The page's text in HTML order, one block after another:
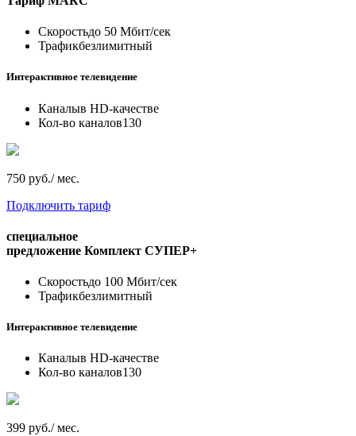
Скоростьдо 50 Мбит/сек
Трафикбезлимитный
Интерактивное телевидение
Каналыв HD-качестве
Кол-во каналов130
750 руб./ мес.
Подключить тариф
специальное
предложение Комплект СУПЕР+
Скоростьдо 100 Мбит/сек
Трафикбезлимитный
Интерактивное телевидение
Каналыв HD-качестве
Кол-во каналов130
399 руб./ мес.